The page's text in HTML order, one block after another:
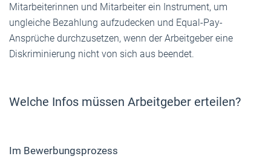
Mitarbeiterinnen und Mitarbeiter ein Instrument, um
ungleiche Bezahlung aufzudecken und Equal-Pay-
Ansprüche durchzusetzen, wenn der Arbeitgeber eine
Diskriminierung nicht von sich aus beendet.
Welche Infos müssen Arbeitgeber erteilen?
Im Bewerbungsprozess